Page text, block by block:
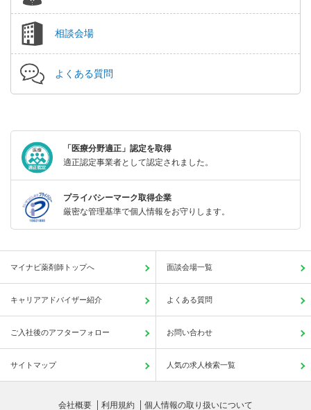
相談会場
よくある質問
「医療分野適正」認定を取得
適正認定事業者として認定されました。
プライバシーマーク取得企業
厳密な管理基準で個人情報をお守りします。
マイナビ薬剤師トップへ 面談会場一覧
キャリアアドバイザー紹介 よくある質問
ご入社後のアフターフォロー お問い合わせ
サイトマップ 人気の求人検索一覧
会社概要 利用規約 個人情報の取り扱いについて